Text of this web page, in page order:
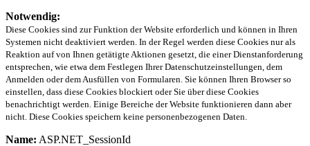
Notwendig:
Diese Cookies sind zur Funktion der Website erforderlich und können in Ihren
Systemen nicht deaktiviert werden. In der Regel werden diese Cookies nur als
Reaktion auf von Ihnen getätigte Aktionen gesetzt, die einer Dienstanforderung
entsprechen, wie etwa dem Festlegen Ihrer Datenschutzeinstellungen, dem
Anmelden oder dem Ausfüllen von Formularen. Sie können Ihren Browser so
einstellen, dass diese Cookies blockiert oder Sie über diese Cookies
benachrichtigt werden. Einige Bereiche der Website funktionieren dann aber
nicht. Diese Cookies speichern keine personenbezogenen Daten.
Name: ASP.NET_SessionId